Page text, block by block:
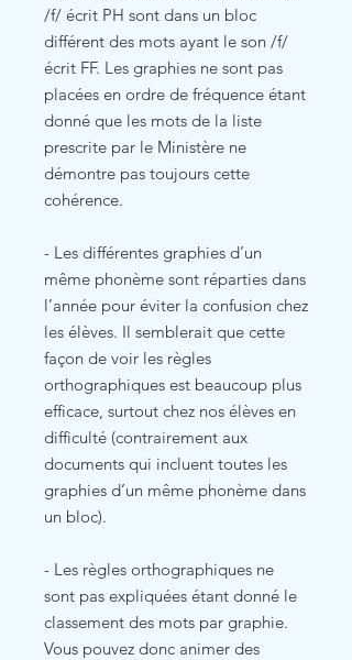
/f/ écrit PH sont dans un bloc
différent des mots ayant le son /f/
écrit FF. Les graphies ne sont pas
placées en ordre de fréquence étant
donné que les mots de la liste
prescrite par le Ministère ne
démontre pas toujours cette
cohérence.
- Les différentes graphies d’un
même phonème sont réparties dans
l’année pour éviter la confusion chez
les élèves. Il semblerait que cette
façon de voir les règles
orthographiques est beaucoup plus
efficace, surtout chez nos élèves en
difficulté (contrairement aux
documents qui incluent toutes les
graphies d’un même phonème dans
un bloc).
- Les règles orthographiques ne
sont pas expliquées étant donné le
classement des mots par graphie.
Vous pouvez donc animer des